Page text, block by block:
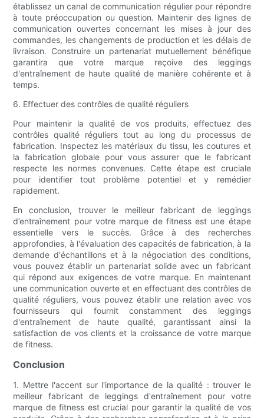
établissez un canal de communication régulier pour répondre
à toute préoccupation ou question. Maintenir des lignes de
communication ouvertes concernant les mises à jour des
commandes, les changements de production et les délais de
livraison. Construire un partenariat mutuellement bénéfique
garantira que votre marque reçoive des leggings
d'entraînement de haute qualité de manière cohérente et à
temps.
6. Effectuer des contrôles de qualité réguliers
Pour maintenir la qualité de vos produits, effectuez des
contrôles qualité réguliers tout au long du processus de
fabrication. Inspectez les matériaux du tissu, les coutures et
la fabrication globale pour vous assurer que le fabricant
respecte les normes convenues. Cette étape est cruciale
pour identifier tout problème potentiel et y remédier
rapidement.
En conclusion, trouver le meilleur fabricant de leggings
d’entraînement pour votre marque de fitness est une étape
essentielle vers le succès. Grâce à des recherches
approfondies, à l'évaluation des capacités de fabrication, à la
demande d'échantillons et à la négociation des conditions,
vous pouvez établir un partenariat solide avec un fabricant
qui répond aux exigences de votre marque. En maintenant
une communication ouverte et en effectuant des contrôles de
qualité réguliers, vous pouvez établir une relation avec vos
fournisseurs qui fournit constamment des leggings
d'entraînement de haute qualité, garantissant ainsi la
satisfaction de vos clients et la croissance de votre marque
de fitness.
Conclusion
1. Mettre l'accent sur l'importance de la qualité : trouver le
meilleur fabricant de leggings d'entraînement pour votre
marque de fitness est crucial pour garantir la qualité de vos